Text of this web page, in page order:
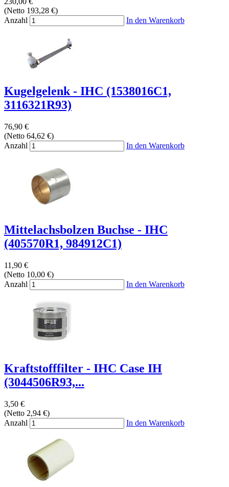
(Netto 193,28 €)
Anzahl
In den Warenkorb
Kugelgelenk - IHC (1538016C1,
3116321R93)
76,90 €
(Netto 64,62 €)
Anzahl
In den Warenkorb
Mittelachsbolzen Buchse - IHC
(405570R1, 984912C1)
11,90 €
(Netto 10,00 €)
Anzahl
In den Warenkorb
Kraftstofffilter - IHC Case IH
(3044506R93,...
3,50 €
(Netto 2,94 €)
Anzahl
In den Warenkorb